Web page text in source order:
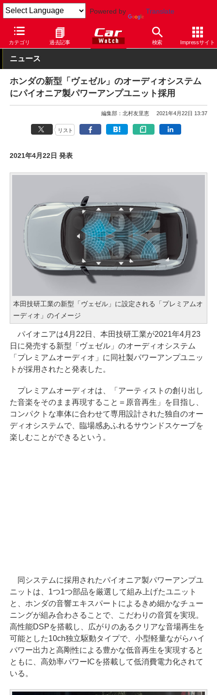
Powered by Translate
カテゴリ 過去記事 検索 Impressサイト
Car Watch 自動車 ホンダ ヴェゼル
ニュース
ホンダの新型「ヴェゼル」のオーディオシステム
にパイオニア製パワーアンプユニット採用
編集部：北村友里恵 2021年4月22日 13:37
リスト
2021年4月22日 発表
本田技研工業の新型「ヴェゼル」に設定される「プレミアムオ
ーディオ」のイメージ
パイオニアは4月22日、本田技研工業が2021年4月23
日に発売する新型「ヴェゼル」のオーディオシステム
「プレミアムオーディオ」に同社製パワーアンプユニッ
トが採用されたと発表した。
プレミアムオーディオは、「アーティストの創り出し
た音楽をそのまま再現すること＝原音再生」を目指し、
コンパクトな車体に合わせて専用設計された独自のオー
ディオシステムで、臨場感あふれるサウンドスケープを
楽しむことができるという。
同システムに採用されたパイオニア製パワーアンプユ
ニットは、1つ1つ部品を厳選して組み上げたユニット
と、ホンダの音響エキスパートによるきめ細かなチュー
ニングが組み合わさることで、こだわりの音質を実現。
高性能DSPを搭載し、広がりのあるクリアな音場再生を
可能とした10ch独立駆動タイプで、小型軽量ながらハイ
パワー出力と高剛性による豊かな低音再生を実現すると
ともに、高効率パワーICを搭載して低消費電力化されて
いる。